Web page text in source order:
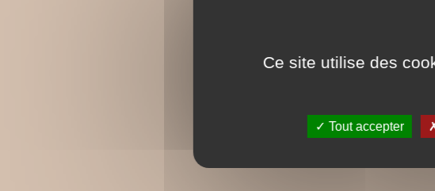
Ce site utilise des
Tout accepter